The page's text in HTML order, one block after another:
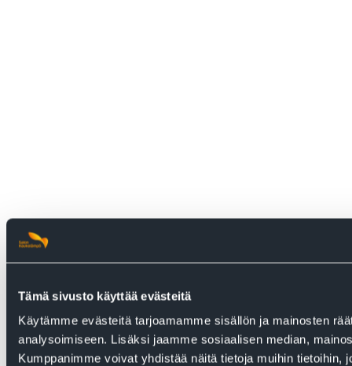
Tämä sivusto käyttää evästeitä
Käytämme evästeitä tarjoamamme sisällön ja mainosten
analysoimiseen. Lisäksi jaamme sosiaalisen median,
Kumppanimme voivat yhdistää näitä tietoja muihin tietoihin,